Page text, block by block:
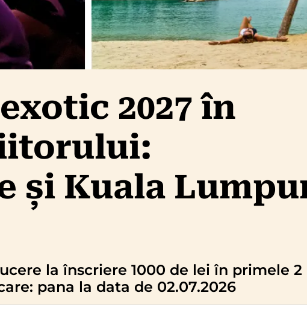
2027 în
și Kuala
la înscriere 1000 de lei în primele 2
pana la data de 02.07.2026